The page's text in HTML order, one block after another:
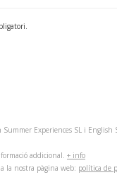
Experiences SL i English
addicional. + info
la nostra pàgina web: política de